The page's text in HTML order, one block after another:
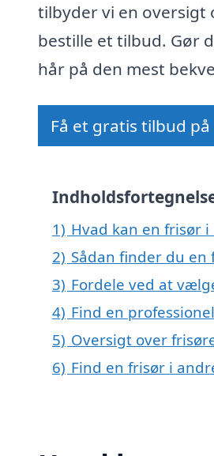
tilbyder vi en oversigt
bestille et tilbud. Gør
hår på den mest
Få et gratis tilbud
1) Hvad kan en frisør
2) Sådan finder du en
3) Fordele ved at
4) Find en
5) Oversigt over
6) Find en frisør i